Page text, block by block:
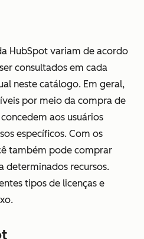
HubSpot variam de acordo
consultados em cada
neste catálogo. Em geral,
por meio da compra de
aos usuários
específicos. Com os
também pode comprar
determinados recursos.
tipos de licenças e